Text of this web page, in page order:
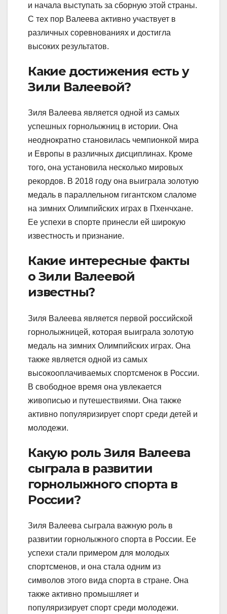
и начала выступать за сборную этой страны.
С тех пор Валеева активно участвует в
различных соревнованиях и достигла
высоких результатов.
Какие достижения есть у
Зили Валеевой?
Зиля Валеева является одной из самых
успешных горнолыжниц в истории. Она
неоднократно становилась чемпионкой мира
и Европы в различных дисциплинах. Кроме
того, она установила несколько мировых
рекордов. В 2018 году она выиграла золотую
медаль в параллельном гигантском слаломе
на зимних Олимпийских играх в Пхенчхане.
Ее успехи в спорте принесли ей широкую
известность и признание.
Какие интересные факты
о Зили Валеевой
известны?
Зиля Валеева является первой российской
горнолыжницей, которая выиграла золотую
медаль на зимних Олимпийских играх. Она
также является одной из самых
высокооплачиваемых спортсменок в России.
В свободное время она увлекается
живописью и путешествиями. Она также
активно популяризирует спорт среди детей и
молодежи.
Какую роль Зиля Валеева
сыграла в развитии
горнолыжного спорта в
России?
Зиля Валеева сыграла важную роль в
развитии горнолыжного спорта в России. Ее
успехи стали примером для молодых
спортсменов, и она стала одним из
символов этого вида спорта в стране. Она
также активно промышляет и
популяризирует спорт среди молодежи.